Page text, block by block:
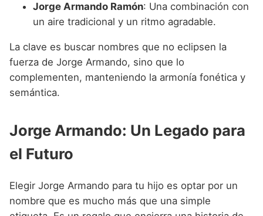
Jorge Armando Ramón: Una combinación con
un aire tradicional y un ritmo agradable.
La clave es buscar nombres que no eclipsen la
fuerza de Jorge Armando, sino que lo
complementen, manteniendo la armonía fonética y
semántica.
Jorge Armando: Un Legado para
el Futuro
Elegir Jorge Armando para tu hijo es optar por un
nombre que es mucho más que una simple